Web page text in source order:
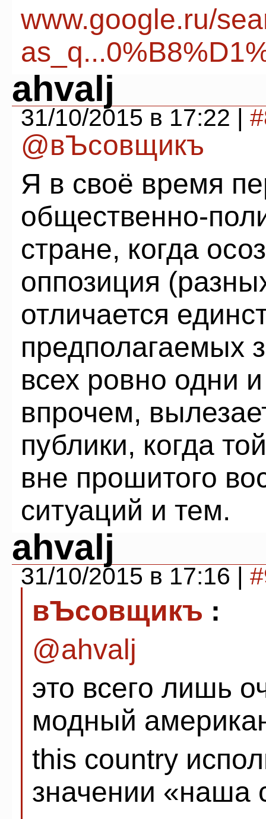
www.google.ru/
ahvalj
31/10/2015 в 17:22 |
@вЪсовщикъ
Я в своё время
общественно-
стране, когда
оппозиция
отличается
предполагаемых
всех ровно одни
впрочем,
публики, когда
вне прошитого
ситуаций и тем.
ahvalj
31/10/2015 в 17:16 |
вЪсовщикъ :
@ahvalj
это всего лишь
модный
this country
значении «наша